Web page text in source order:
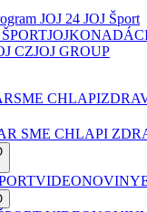
JOJ 24 JOJ Šport
ŠPORTJOJKO
CZJOJ GROUP
SME CHLAPI
SME CHLAPI
VIDEONOVINY